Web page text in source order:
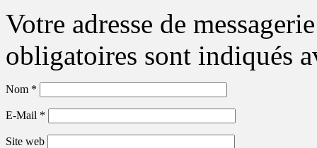
Votre adresse de
obligatoires sont indiqués
Nom *
E-Mail *
Site web